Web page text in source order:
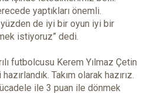
yaptıkları önemli.
de iyi bir oyun iyi bir
istiyoruz” dedi.
futbolcusu Kerem Yılmaz Çetin
Takım olarak hazırız.
ile 3 puan ile dönmek